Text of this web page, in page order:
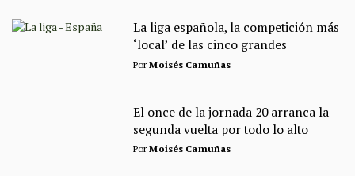
La liga española, la competición más
‘local’ de las cinco grandes
PorMoisés Camuñas
El once de la jornada 20 arranca la
segunda vuelta por todo lo alto
PorMoisés Camuñas